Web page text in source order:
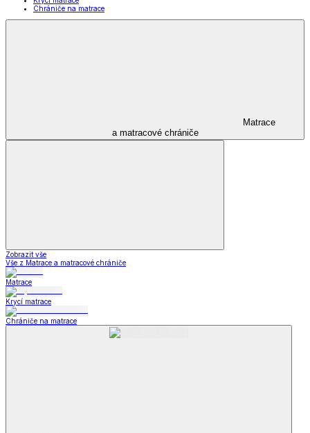
Chrániče na matrace
Matrace
a matracové chrániče
Zobrazit vše
Vše z Matrace a matracové chrániče
Matrace
Krycí matrace
Chrániče na matrace